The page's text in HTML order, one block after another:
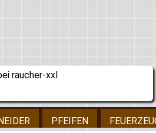
Konto
Passwort
PFEIFEN